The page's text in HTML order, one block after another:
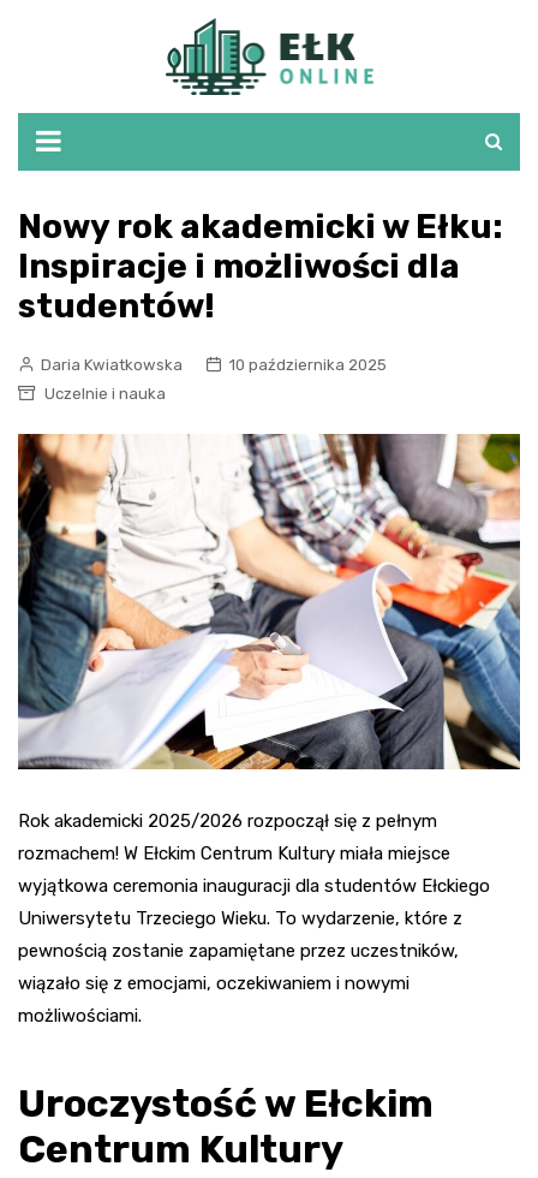
Nowy rok akademicki w Ełku:
Inspiracje i możliwości dla
studentów!
Daria Kwiatkowska
10 października 2025
Uczelnie i nauka
Rok akademicki 2025/2026 rozpoczął się z pełnym
rozmachem! W Ełckim Centrum Kultury miała miejsce
wyjątkowa ceremonia inauguracji dla studentów Ełckiego
Uniwersytetu Trzeciego Wieku. To wydarzenie, które z
pewnością zostanie zapamiętane przez uczestników,
wiązało się z emocjami, oczekiwaniem i nowymi
możliwościami.
Uroczystość w Ełckim
Centrum Kultury